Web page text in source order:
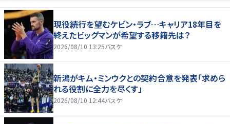
現役続行を望むケビン・ラブ…キャリア18年目を
終えたビッグマンが希望する移籍先は？
2026/08/10 13:25バスケ
新潟がキム・ミンウクとの契約合意を発表「求めら
れる役割に全力を尽くす」
2026/08/10 12:44バスケ